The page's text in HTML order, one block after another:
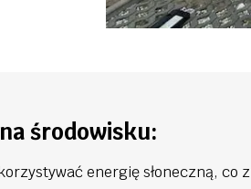
środowisku:
energię słoneczną, co